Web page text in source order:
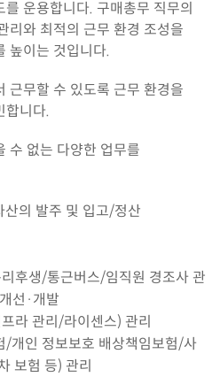
운용합니다. 구매총무 직무의
리와 최적의 근무 환경 조성을
높이는 것입니다.
근무할 수 있도록 근무 환경을
합니다.
수 없는 다양한 업무를
의 발주 및 입고/정산
후생/통근버스/임직원 경조사 관
선·개발
라 관리/라이센스) 관리
/개인 정보보호 배상책임보험/사
보험 등) 관리